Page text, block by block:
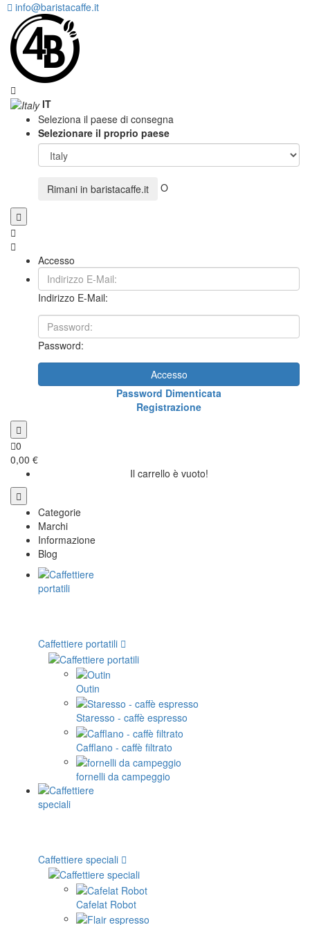
info@baristacaffe.it
IT
Seleziona il paese di consegna
Selezionare il proprio paese
Rimani in baristacaffe.it O
Accesso
Indirizzo E-Mail:
Password:
Accesso
Password Dimenticata
Registrazione
0
0,00 €
Il carrello è vuoto!
Categorie
Marchi
Informazione
Blog
Caffettiere portatili
Outin
Staresso - caffè espresso
Cafflano - caffè filtrato
fornelli da campeggio
Caffettiere speciali
Cafelat Robot